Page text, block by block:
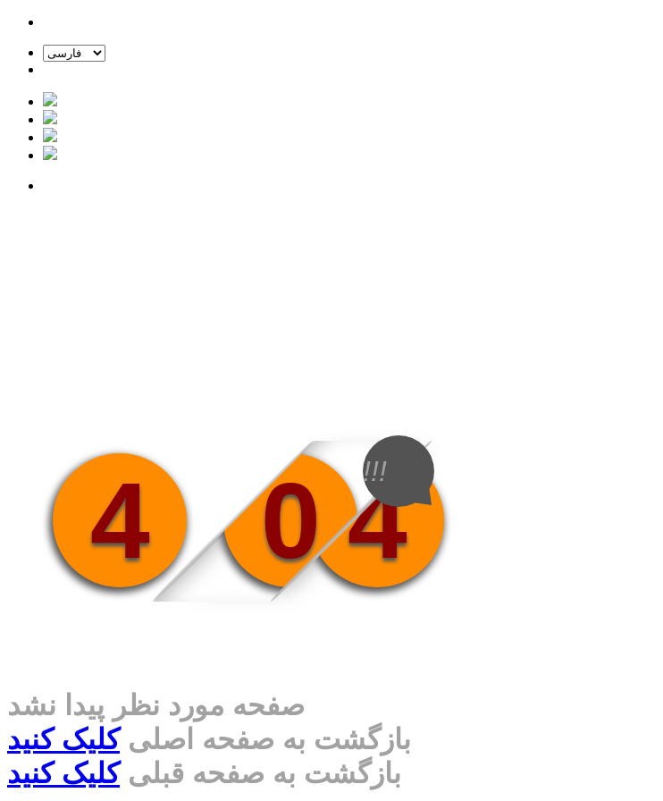
4 0 4
!!!
صفحه مورد نظر پیدا نشد
بازگشت به صفحه اصلیکلیک کنید
بازگشت به صفحه قبلیکلیک کنید